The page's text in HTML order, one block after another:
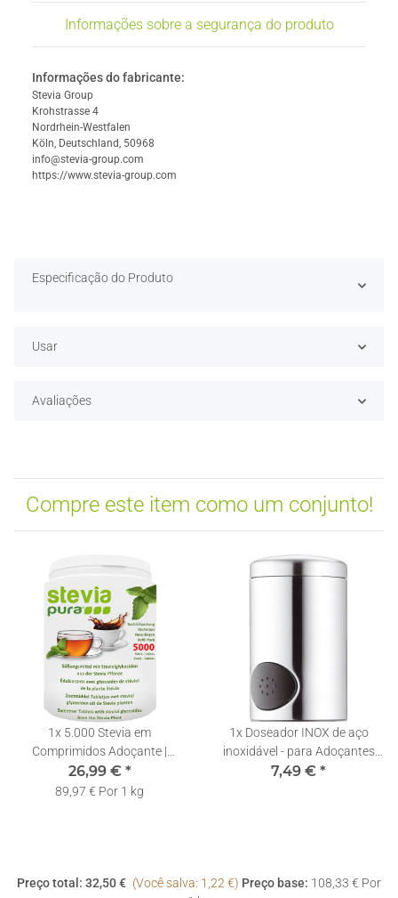
Informações sobre a segurança do produto
Informações do fabricante:
Stevia Group
Krohstrasse 4
Nordrhein-Westfalen
Köln, Deutschland, 50968
info@stevia-group.com
https://www.stevia-group.com
Especificação do Produto
Usar
Avaliações
Compre este item como um conjunto!
1x 5.000 Stevia em
Comprimidos Adoçante |
Recarga | Pastilhas de Stevia +
Doseador
26,99 € *
89,97 € Por 1 kg
1x Doseador INOX de aço
inoxidável - para Adoçantes
Stevia
7,49 € *
Preço total: 32,50 € (Você salva: 1,22 €) Preço base: 108,33 € Por